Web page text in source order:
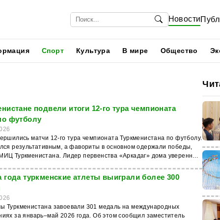
Новости
Спорт Культура В мире Общество
подвели итоги 12-го тура чемпионата
футболу
матчи 12-го тура чемпионата Туркменистана по футболу.
результативным, а фавориты в основном одержали победы,
Туркменистана. Лидер первенства «Аркадаг» дома уверенно
у гостей отличился Эльяс Агойлиев. «Алтын Асыр» на
«Мерв» 2:0 благодаря голам Сохбета Дурдыева и Багтияра
матч прошёл в напряжённой борьбе с большим количеством
«Копетдаг» в Ашхабаде обыграл «Ашхабад» 3:1,
после пропущенного мяча и забив усилиями Байрамгельды
Арслана Сапарова (дубль). В заключительной встрече тура
года туркменские атлеты выиграли более 300
Туркменистана завоевали 301 медаль на международных
за январь–май 2026 года. Об этом сообщил заместитель